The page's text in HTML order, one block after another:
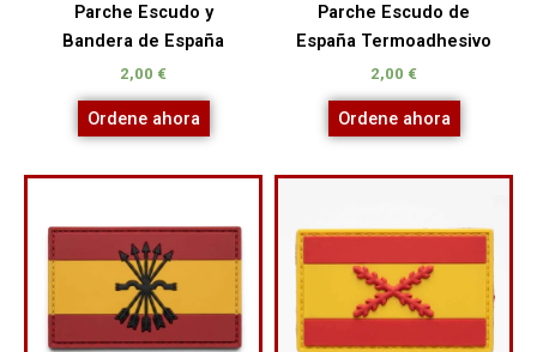
Parche Escudo y
Bandera de España
2,00 €
Ordene ahora
Parche Escudo de
España Termoadhesivo
2,00 €
Ordene ahora